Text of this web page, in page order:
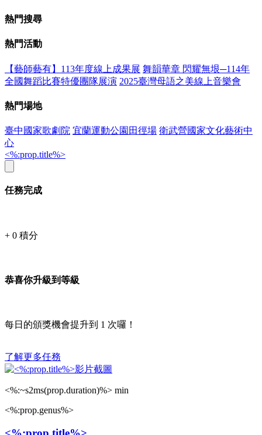
熱門搜尋
熱門活動
【藝師藝有】113年度線上成果展 舞韻華章 閃耀無垠─114年
全國舞蹈比賽特優團隊展演 2025臺灣母語之美線上音樂會
熱門場地
臺中國家歌劇院 宜蘭運動公園田徑場 衛武營國家文化藝術中
心
<%:prop.title%>
任務完成
+ 0 積分
恭喜你升級到等級
每日的頒獎機會提升到 1 次囉！
了解更多任務
<%:~s2ms(prop.duration)%> min
<%:prop.genus%>